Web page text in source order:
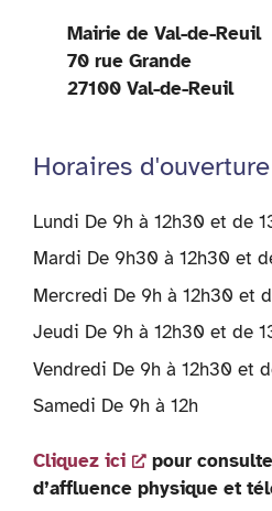
Mairie de Val-de-Reuil
70 rue Grande
27100 Val-de-Reuil
Horaires
Lundi De 9h à 12h30 et de
Mardi De 9h30 à 12h30 et
Mercredi De 9h à 12h30 et
Jeudi De 9h à 12h30 et de
Vendredi De 9h à 12h30 et
Samedi De 9h à 12h
Cliquez ici
pour
d’affluence physique et